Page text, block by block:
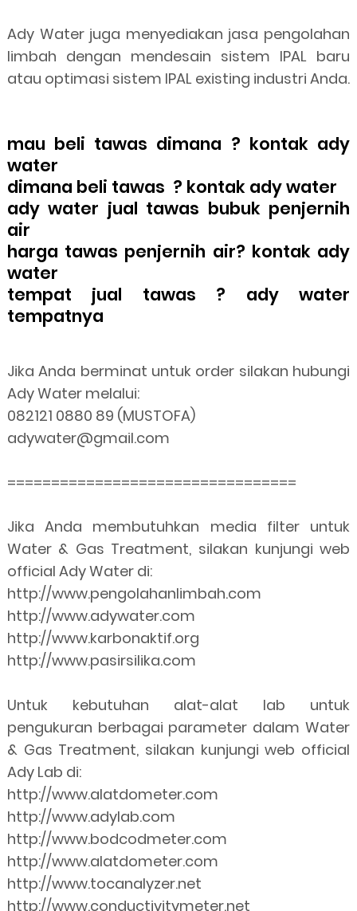
Ady Water juga menyediakan jasa pengolahan
limbah dengan mendesain sistem IPAL baru
atau optimasi sistem IPAL existing industri Anda.
mau beli tawas dimana ? kontak ady
water
dimana beli tawas ? kontak ady water
ady water jual tawas bubuk penjernih
air
harga tawas penjernih air? kontak ady
water
tempat jual tawas ? ady water
tempatnya
Jika Anda berminat untuk order silakan hubungi
Ady Water melalui:
082121 0880 89 (MUSTOFA)
adywater@gmail.com
=================================
Jika Anda membutuhkan media filter untuk
Water & Gas Treatment, silakan kunjungi web
official Ady Water di:
http://www.pengolahanlimbah.com
http://www.adywater.com
http://www.karbonaktif.org
http://www.pasirsilika.com
Untuk kebutuhan alat-alat lab untuk
pengukuran berbagai parameter dalam Water
& Gas Treatment, silakan kunjungi web official
Ady Lab di:
http://www.alatdometer.com
http://www.adylab.com
http://www.bodcodmeter.com
http://www.alatdometer.com
http://www.tocanalyzer.net
http://www.conductivitymeter.net